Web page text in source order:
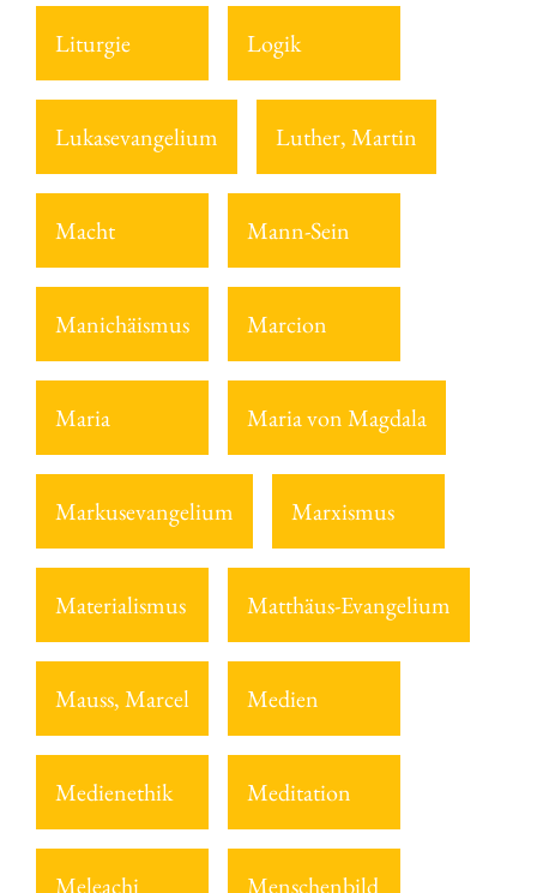
Liturgie Logik
Lukasevangelium Luther, Martin
Macht Mann-Sein
Manichäismus Marcion
Maria Maria von Magdala
Markusevangelium Marxismus
Materialismus Matthäus-Evangelium
Mauss, Marcel Medien
Medienethik Meditation
Meleachi Menschenbild